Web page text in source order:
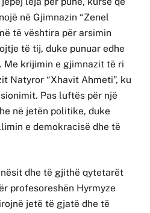
në Gjimnazin “Zenel
të vështira për arsimin
të tij, duke punuar edhe
Me krijimin e gjimnazit të ri
Natyror “Xhavit Ahmeti”, ku
Pas luftës për një
në jetën politike, duke
e demokracisë dhe të
dhe të gjithë qytetarët
profesoreshën Hyrmyze
jetë të gjatë dhe të